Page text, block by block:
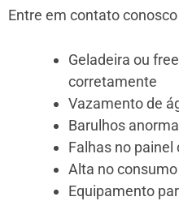
Entre em contato
Geladeira ou
corretamente
Vazamento de
Barulhos
Falhas no painel
Alta no
Equipamento